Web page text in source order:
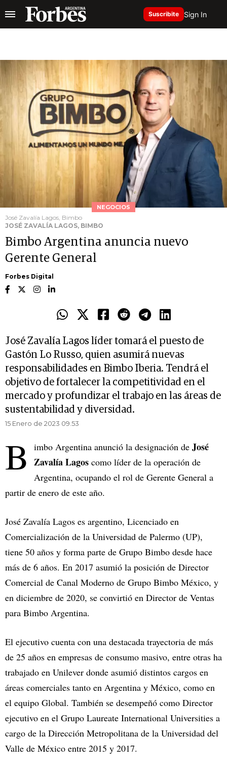
Suscribite Sign In
NEGOCIOS
José Zavalía Lagos, Bimbo
JOSÉ ZAVALÍA LAGOS, BIMBO
Bimbo Argentina anuncia nuevo
Gerente General
Forbes Digital
José Zavalía Lagos líder tomará el puesto de
Gastón Lo Russo, quien asumirá nuevas
responsabilidades en Bimbo Iberia. Tendrá el
objetivo de fortalecer la competitividad en el
mercado y profundizar el trabajo en las áreas de
sustentabilidad y diversidad.
15 Enero de 2023 09.53
B imbo Argentina anunció la designación de José
Zavalía Lagos como líder de la operación de
Argentina, ocupando el rol de Gerente General a
partir de enero de este año.
José Zavalía Lagos es argentino, Licenciado en
Comercialización de la Universidad de Palermo (UP),
tiene 50 años y forma parte de Grupo Bimbo desde hace
más de 6 años. En 2017 asumió la posición de Director
Comercial de Canal Moderno de Grupo Bimbo México, y
en diciembre de 2020, se convirtió en Director de Ventas
para Bimbo Argentina.
El ejecutivo cuenta con una destacada trayectoria de más
de 25 años en empresas de consumo masivo, entre otras ha
trabajado en Unilever donde asumió distintos cargos en
áreas comerciales tanto en Argentina y México, como en
el equipo Global. También se desempeñó como Director
ejecutivo en el Grupo Laureate International Universities a
cargo de la Dirección Metropolitana de la Universidad del
Valle de México entre 2015 y 2017.